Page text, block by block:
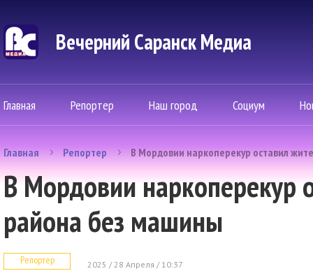
Вечерний Саранск Mедиа
Главная Репортер Наш город Социум
Главная Репортер В Мордовии наркоперекур оставил
В Мордовии наркоперекур
района без машины
Репортер 2025 / 28 Апреля / 10:37